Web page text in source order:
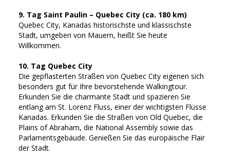
9. Tag Saint Paulin – Quebec City (ca. 180 km)
Quebec City, Kanadas historischste und klassischste
Stadt, umgeben von Mauern, heißt Sie heute
Willkommen.
10. Tag Quebec City
Die gepflasterten Straßen von Quebec City eigenen sich
besonders gut für Ihre bevorstehende Walkingtour.
Erkunden Sie die charmante Stadt und spazieren Sie
entlang am St. Lorenz Fluss, einer der wichtigsten Flüsse
Kanadas. Erkunden Sie die Straßen von Old Quebec, die
Plains of Abraham, die National Assembly sowie das
Parlamentsgebäude. Genießen Sie das europäische Flair
der Stadt.